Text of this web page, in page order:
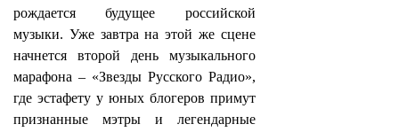
рождается будущее российской
музыки. Уже завтра на этой же сцене
начнется второй день музыкального
марафона – «Звезды Русского Радио»,
где эстафету у юных блогеров примут
признанные мэтры и легендарные